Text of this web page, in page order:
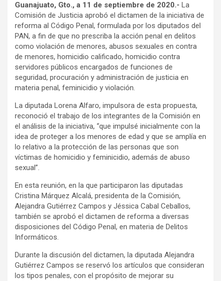
Guanajuato, Gto., a 11 de septiembre de 2020.- La
Comisión de Justicia aprobó el dictamen de la iniciativa de
reforma al Código Penal, formulada por los diputados del
PAN, a fin de que no prescriba la acción penal en delitos
como violación de menores, abusos sexuales en contra
de menores, homicidio calificado, homicidio contra
servidores públicos encargados de funciones de
seguridad, procuración y administración de justicia en
materia penal, feminicidio y violación.
La diputada Lorena Alfaro, impulsora de esta propuesta,
reconoció el trabajo de los integrantes de la Comisión en
el análisis de la iniciativa, “que impulsé inicialmente con la
idea de proteger a los menores de edad y que se amplía en
lo relativo a la protección de las personas que son
víctimas de homicidio y feminicidio, además de abuso
sexual”.
En esta reunión, en la que participaron las diputadas
Cristina Márquez Alcalá, presidenta de la Comisión,
Alejandra Gutiérrez Campos y Jéssica Cabal Ceballos,
también se aprobó el dictamen de reforma a diversas
disposiciones del Código Penal, en materia de Delitos
Informáticos.
Durante la discusión del dictamen, la diputada Alejandra
Gutiérrez Campos se reservó los artículos que consideran
los tipos penales, con el propósito de mejorar su